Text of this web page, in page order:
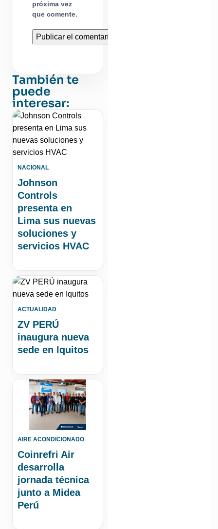
próxima vez
que comente.
También te
puede
interesar:
NACIONAL
Johnson
Controls
presenta en
Lima sus nuevas
soluciones y
servicios HVAC
ACTUALIDAD
ZV PERÚ
inaugura nueva
sede en Iquitos
AIRE ACONDICIONADO
Coinrefri Air
desarrolla
jornada técnica
junto a Midea
Perú